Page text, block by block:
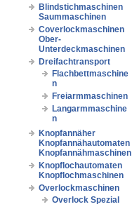
Blindstichmaschinen
Saummaschinen
Coverlockmaschinen
Ober-
Unterdeckmaschinen
Dreifachtransport
Flachbettmaschine
n
Freiarmmaschinen
Langarmmaschine
n
Knopfannäher
Knopfannähautomaten
Knopfannähmaschinen
Knopflochautomaten
Knopflochmaschinen
Overlockmaschinen
Overlock Spezial